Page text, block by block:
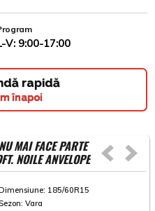
V: 9:00-17:00
rapidă
înapoi
MAI FACE PARTE
NOILE ANVELOPE
185/60R15
Sezon: Vara